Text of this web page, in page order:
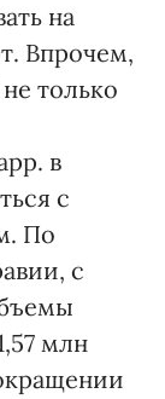
на
Впрочем,
только
в
с
По
с
млн